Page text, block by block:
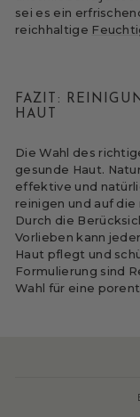
sei es ein
reichhaltige
FAZIT:
HAUT
Die Wahl des
gesunde Haut.
effektive und
reinigen und auf
Durch die
Vorlieben kann
Haut pflegt und
Formulierung sind
Wahl für eine